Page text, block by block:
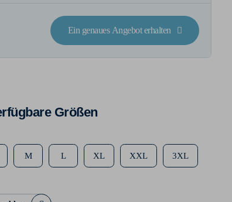
Ein genaues Angebot erhalten
Größen
M L XL XXL 3XL